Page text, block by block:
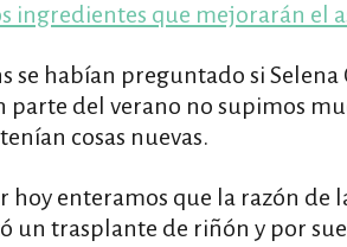
ingredientes que mejorarán el
se habían preguntado si Selena
parte del verano no supimos
cosas nuevas.
hoy enteramos que la razón de
un trasplante de riñón y por